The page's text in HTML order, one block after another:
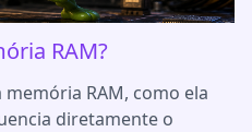
RAM?
RAM, como ela
diretamente o